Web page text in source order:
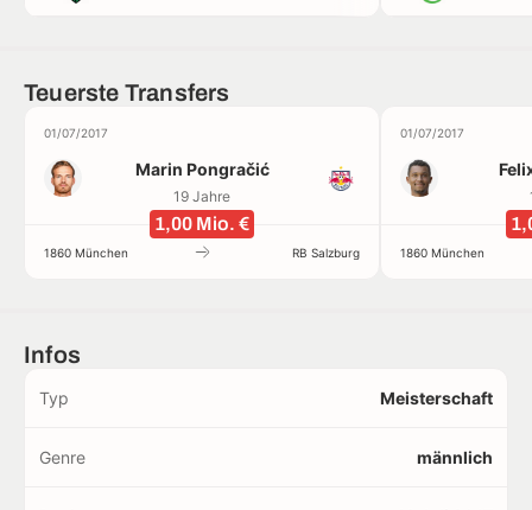
Teuerste Transfers
01/07/2017
Marin Pongračić
19 Jahre
1,00 Mio. €
1860 München RB Salzburg
01/07/2017
1860 München
Infos
Typ Meisterschaft
Genre männlich